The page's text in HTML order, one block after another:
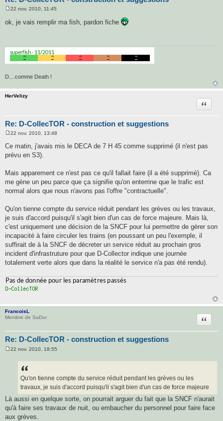
s
e
22 nov. 2010, 11:45
ok, je vais remplir ma fish, pardon fiche
D....comme Death !
HerVelizy
Re: D-CollecTOR - construction et suggestions
e
s
s
e
22 nov. 2010, 13:48
Ce matin, j'avais mis le DECA de 7 H 45 comme supprimé (il n'est pas
prévu en S3).
Mais apparement ce n'est pas ce qu'il fallait faire (il a été supprimé). Ca
me gène un peu parce que ça signifie qu'on enterrine que le trafic est
normal alors que nous n'avons pas l'offre "contractuelle".
Qu'on tienne compte du service réduit pendant les grèves ou les travaux,
je suis d'accord puisqu'il s'agit bien d'un cas de force majeure. Mais là,
c'est uniquement une décision de la SNCF pour lui permettre de gèrer son
incapacité à faire circuler les trains (en poussant un peu l'exemple, il
suffirait de à la SNCF de décreter un service réduit au prochain gros
incident d'infrastruture pour que D-Collector indique une journée
totalement verte alors que dans la réalité le service n'a pas été rendu).
FrancoisL
Membre de SaDur
Re: D-CollecTOR - construction et suggestions
22 nov. 2010, 18:55
Qu'on tienne compte du service réduit pendant les grèves ou les
travaux, je suis d'accord puisqu'il s'agit bien d'un cas de force majeure
Là aussi en quelque sorte, on pourrait arguer du fait que la SNCF n'aurait
qu'à faire ses travaux de nuit, ou embaucher du personnel pour faire face
aux grèves.